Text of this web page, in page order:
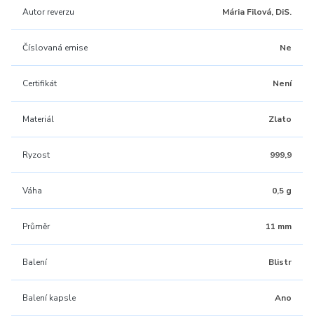
Autor reverzu Mária Filová, DiS.
Číslovaná emise Ne
Certifikát Není
Materiál Zlato
Ryzost 999,9
Váha 0,5 g
Průměr 11 mm
Balení Blistr
Balení kapsle Ano